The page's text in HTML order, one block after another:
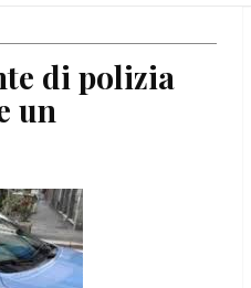
di polizia
un